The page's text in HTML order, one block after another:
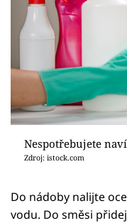
Nespotřebujete
Zdroj: istock.com
Do nádoby nalijte
vodu. Do směsi